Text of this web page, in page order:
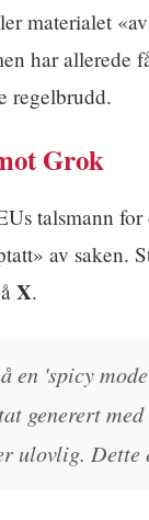
materialet
har allerede
regelbrudd.
Grok
talsmann
av saken.
X.
en 'spicy
generert
ulovlig.